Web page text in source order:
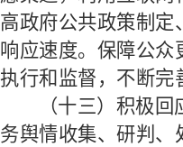
高政府公共政策制定
响应速度。保障公众
执行和监督，不断完
（十三）积极回
务舆情收集、研判、